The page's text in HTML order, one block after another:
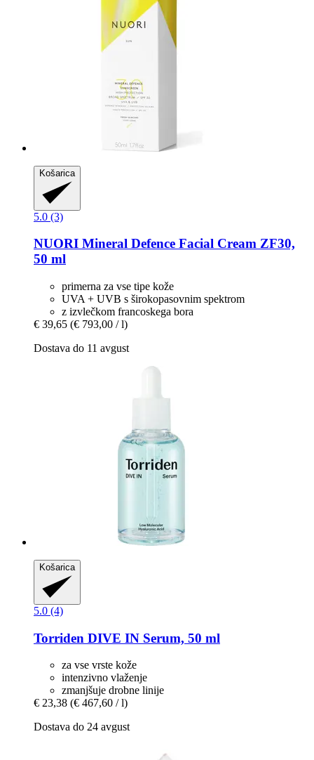
Košarica
5.0 (3)
NUORI Mineral Defence Facial Cream ZF30,
50 ml
primerna za vse tipe kože
UVA + UVB s širokopasovnim spektrom
z izvlečkom francoskega bora
€ 39,65 (€ 793,00 / l)
Dostava do 11 avgust
Košarica
5.0 (4)
Torriden DIVE IN Serum, 50 ml
za vse vrste kože
intenzivno vlaženje
zmanjšuje drobne linije
€ 23,38 (€ 467,60 / l)
Dostava do 24 avgust